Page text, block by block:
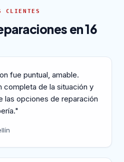
CLIENTES
en 16
fue puntual, amable.
completa de la situación y
las opciones de reparación